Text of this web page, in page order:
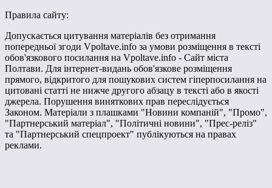
Правила сайту:
Допускається цитування матеріалів без отримання
попередньої згоди Vpoltave.info за умови розміщення в тексті
обов'язкового посилання на Vpoltave.info - Сайт міста
Полтави. Для інтернет-видань обов'язкове розміщення
прямого, відкритого для пошукових систем гіперпосилання на
цитовані статті не нижче другого абзацу в тексті або в якості
джерела. Порушення виняткових прав переслідується
Законом. Матеріали з плашками "Новини компаній", "Промо",
"Партнерський матеріал", "Політичні новини", "Прес-реліз"
та "Партнерський спецпроект" публікуються на правах
реклами.